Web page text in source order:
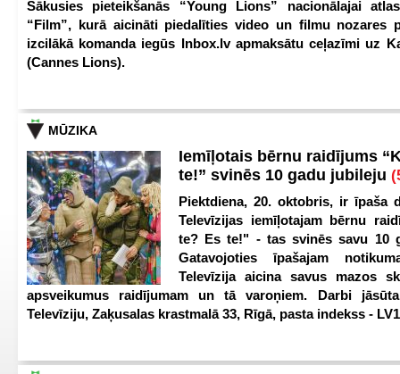
Sākusies pieteikšanās “Young Lions” nacionālajai
“Film”, kurā aicināti piedalīties video un filmu nozares
izcilākā komanda iegūs Inbox.lv apmaksātu ceļazīmi uz
(Cannes Lions).
MŪZIKA
Iemīļotais bērnu raidījums
te!” svinēs 10 gadu jubileju
Piektdiena, 20. oktobris, ir īpaša
Televīzijas iemīļotajam bērnu
te? Es te!" - tas svinēs savu 10
Gatavojoties īpašajam
Televīzija aicina savus mazos
apsveikumus raidījumam un tā varoņiem. Darbi
Televīziju, Zaķusalas krastmalā 33, Rīgā, pasta indekss -